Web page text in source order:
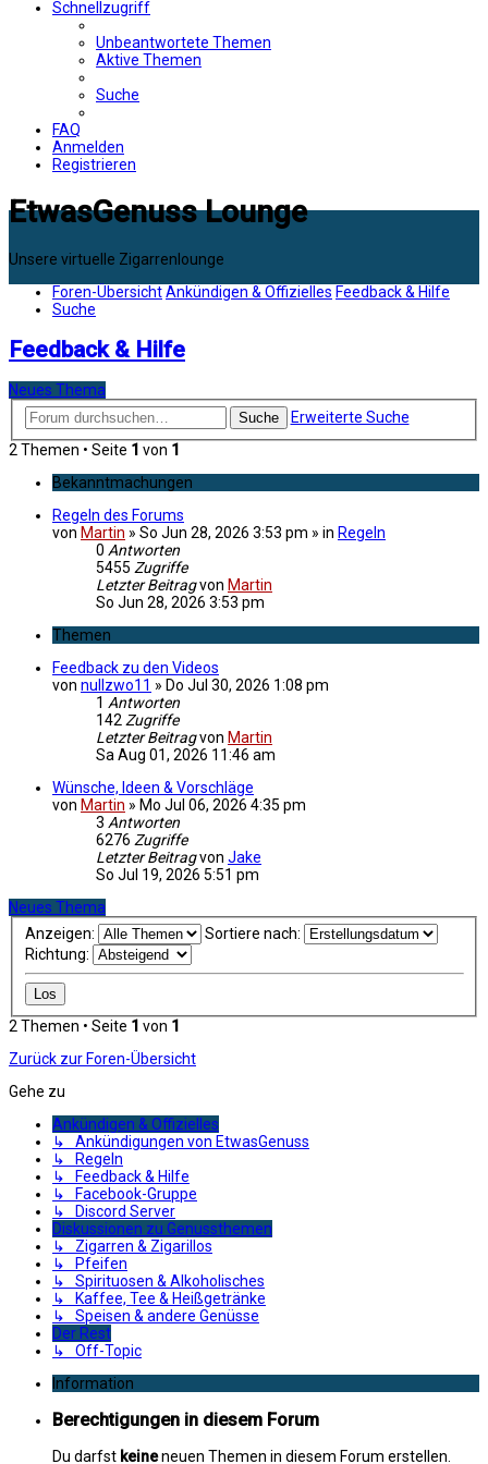
Schnellzugriff
Unbeantwortete Themen
Aktive Themen
Suche
FAQ
Anmelden
Registrieren
EtwasGenuss Lounge
Unsere virtuelle Zigarrenlounge
Foren-ÜbersichtAnkündigen & Offizielles Feedback & Hilfe
Suche
Feedback & Hilfe
Neues Thema
Suche
Erweiterte Suche
2 Themen • Seite 1 von 1
Bekanntmachungen
Regeln des Forums
von Martin » So Jun 28, 2026 3:53 pm » in Regeln
0 Antworten
5455 Zugriffe
Letzter Beitragvon Martin
So Jun 28, 2026 3:53 pm
Themen
Feedback zu den Videos
von nullzwo11 » Do Jul 30, 2026 1:08 pm
1 Antworten
142 Zugriffe
Letzter Beitragvon Martin
Sa Aug 01, 2026 11:46 am
Wünsche, Ideen & Vorschläge
von Martin » Mo Jul 06, 2026 4:35 pm
3 Antworten
6276 Zugriffe
Letzter Beitragvon Jake
So Jul 19, 2026 5:51 pm
Neues Thema
Anzeigen:
Sortiere nach:
Richtung:
2 Themen • Seite 1 von 1
Zurück zur Foren-Übersicht
Gehe zu
Ankündigen & Offizielles
↳ Ankündigungen von EtwasGenuss
↳ Regeln
↳ Feedback & Hilfe
↳ Facebook-Gruppe
↳ Discord Server
Diskussionen zu Genussthemen
↳ Zigarren & Zigarillos
↳ Pfeifen
↳ Spirituosen & Alkoholisches
↳ Kaffee, Tee & Heißgetränke
↳ Speisen & andere Genüsse
Der Rest
↳ Off-Topic
Information
Berechtigungen in diesem Forum
Du darfst keineneuen Themen in diesem Forum erstellen.